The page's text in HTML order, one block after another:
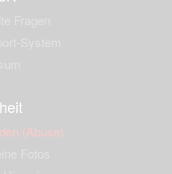
(Abuse)